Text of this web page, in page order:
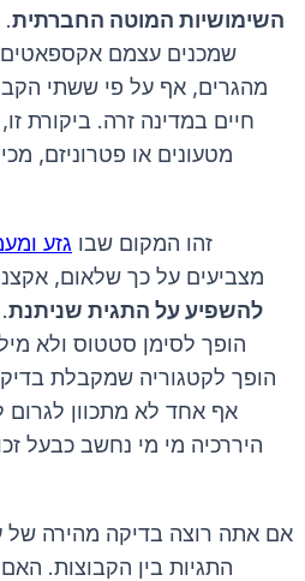
השימושיות המוטה החברתית.
שמכנים עצמם
מהגרים, אף על פי ששתי
חיים במדינה זרה. ביקורת
מטעונים או פטרוניזם,
זהו המקום שבו גזע
מצביעים על כך שלאום,
להשפיע על התגית שניתנת
הופך לסימן סטטוס ולא
הופך לקטגוריה שמקבלת
אף אחד לא מתכוון לגרום
היררכיה מי מי נחשב כבעל
אם אתה רוצה בדיקה מהירה של
התגיות בין הקבוצות.